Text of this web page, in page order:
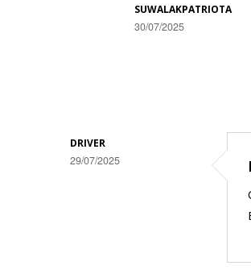
odpowiedzi
raz
SUWALAKPATRIOTA
30/07/2025
DRIVER
29/07/2025